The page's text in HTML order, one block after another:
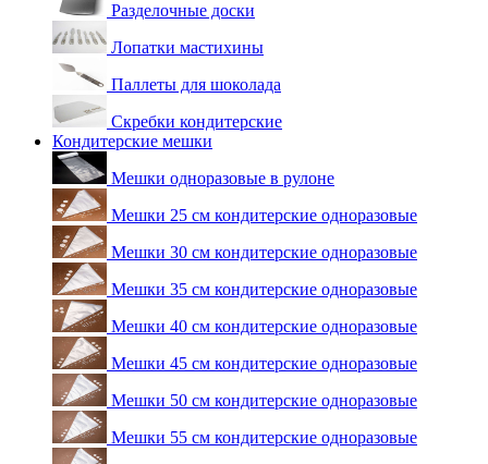
Разделочные доски
Лопатки мастихины
Паллеты для шоколада
Скребки кондитерские
Кондитерские мешки
Мешки одноразовые в рулоне
Мешки 25 см кондитерские одноразовые
Мешки 30 см кондитерские одноразовые
Мешки 35 см кондитерские одноразовые
Мешки 40 см кондитерские одноразовые
Мешки 45 см кондитерские одноразовые
Мешки 50 см кондитерские одноразовые
Мешки 55 см кондитерские одноразовые